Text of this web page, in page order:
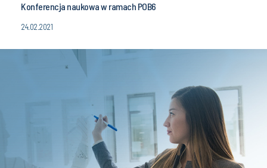
Konferencja naukowa w ramach POB6
24.02.2021